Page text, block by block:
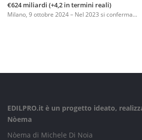
€624 miliardi (+4,2 in termini reali)
Milano, 9 ottobre 2024 – Nel 2023 si conferma...
EDILPRO.it è un progetto ideato,
Nòema
Nòema di Michele Di Noia